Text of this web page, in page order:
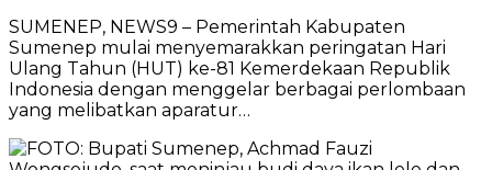
SUMENEP, NEWS9 – Pemerintah Kabupaten
Sumenep mulai menyemarakkan peringatan Hari
Ulang Tahun (HUT) ke-81 Kemerdekaan Republik
Indonesia dengan menggelar berbagai perlombaan
yang melibatkan aparatur…